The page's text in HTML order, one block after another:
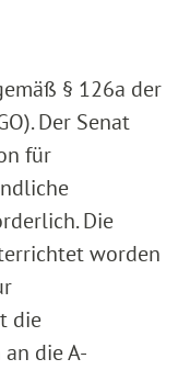
§ 126a der
Der Senat
für
Die
worden
die
die A-